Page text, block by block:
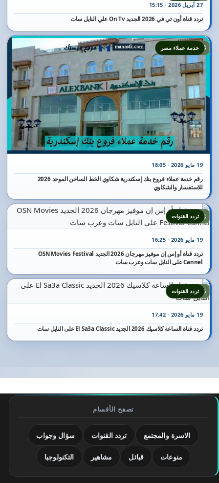
27 أبريل 2026 · 15:15
تردد قناة أون تي في 2026 الجديد On Tv علي النايل سات
23
19 مايو 2026 · 18:05
رقم خدمة عملاء فروع بنك إسكندرية شكاوي الخط الساخن الموحد 2026
للاستفسار والشكاوي
خدمة عملاء مصر
24
19 مايو 2026 · 16:25
تردد قناة أو إس إن موفيز مهرجان 2026 الجديد OSN Movies Festival
Cannel على النايل سات وعرب سات
تردد القنوات
25
19 مايو 2026 · 17:42
تردد قناة الساعة كلاسيك 2026 الجديد El Sa3a Classic على النايل سات
تردد القنوات
تصفح الأقسام
الاسرة والمجتمع تردد القنوات سؤال وجواب
منوعات قبائل مشاهير التكنولوجيا